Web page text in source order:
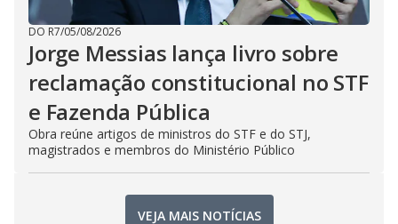
DO R7/05/08/2026
Jorge Messias lança livro sobre
reclamação constitucional no STF
e Fazenda Pública
Obra reúne artigos de ministros do STF e do STJ,
magistrados e membros do Ministério Público
VEJA MAIS NOTÍCIAS